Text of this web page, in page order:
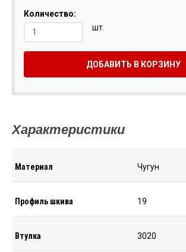
Количество:
шт.
ДОБАВИТЬ В КОРЗИНУ
Характеристики
Материал Чугун
Профиль шкива 19
Втулка 3020